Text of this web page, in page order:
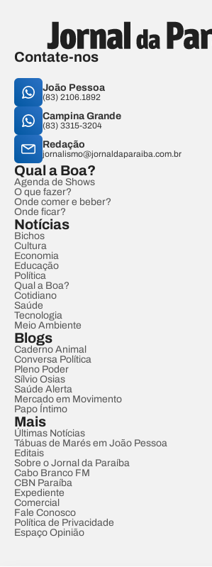
Contate-nos
João Pessoa
(83) 2106.1892
Campina Grande
(83) 3315-3204
Redação
jornalismo@jornaldaparaiba.com.br
Qual a Boa?
Agenda de Shows
O que fazer?
Onde comer e beber?
Onde ficar?
Notícias
Bichos
Cultura
Economia
Educação
Política
Qual a Boa?
Cotidiano
Saúde
Tecnologia
Meio Ambiente
Blogs
Caderno Animal
Conversa Política
Pleno Poder
Sílvio Osias
Saúde Alerta
Mercado em Movimento
Papo Íntimo
Mais
Últimas Notícias
Tábuas de Marés em João Pessoa
Editais
Sobre o Jornal da Paraíba
Cabo Branco FM
CBN Paraíba
Expediente
Comercial
Fale Conosco
Política de Privacidade
Espaço Opinião